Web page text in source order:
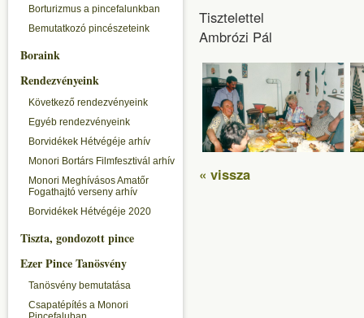
Borturizmus a pincefalunkban
Bemutatkozó pincészeteink
Boraink
Rendezvényeink
Következő rendezvényeink
Egyéb rendezvényeink
Borvidékek Hétvégéje arhív
Monori Bortárs Filmfesztivál arhív
Monori Meghívásos Amatőr
Fogathajtó verseny arhív
Borvidékek Hétvégéje 2020
Tiszta, gondozott pince
Ezer Pince Tanösvény
Tanösvény bemutatása
Csapatépítés a Monori
Tisztelettel
Ambrózi Pál
« vissza